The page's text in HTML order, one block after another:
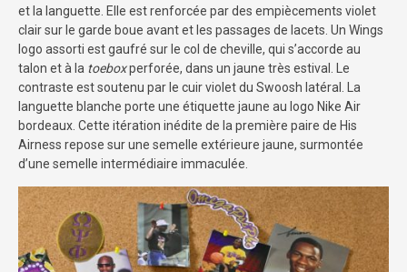
et la languette. Elle est renforcée par des empiècements violet
clair sur le garde boue avant et les passages de lacets. Un Wings
logo assorti est gaufré sur le col de cheville, qui s’accorde au
talon et à la toeboxperforée, dans un jaune très estival. Le
contraste est soutenu par le cuir violet du Swoosh latéral. La
languette blanche porte une étiquette jaune au logo Nike Air
bordeaux. Cette itération inédite de la première paire de His
Airness repose sur une semelle extérieure jaune, surmontée
d’une semelle intermédiaire immaculée.